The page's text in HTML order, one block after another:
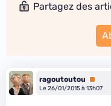
Partagez des
ragoutoutou
Premium
Le 26/01/2015 à 13h07